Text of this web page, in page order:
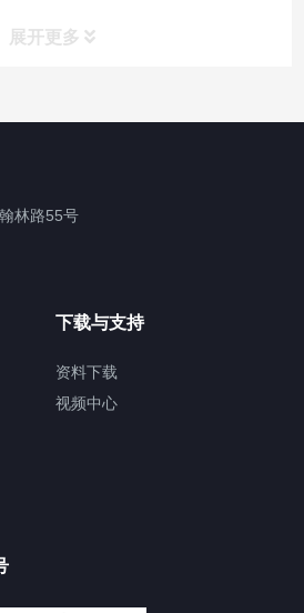
展开更多
器
林路55号
下载与支持
资料下载
视频中心